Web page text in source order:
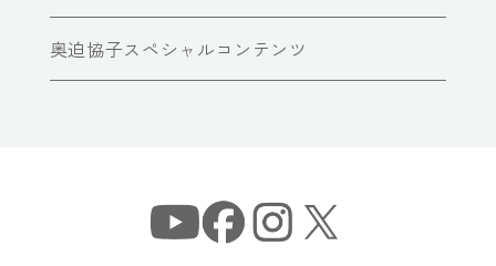
奥迫協子スペシャルコンテンツ